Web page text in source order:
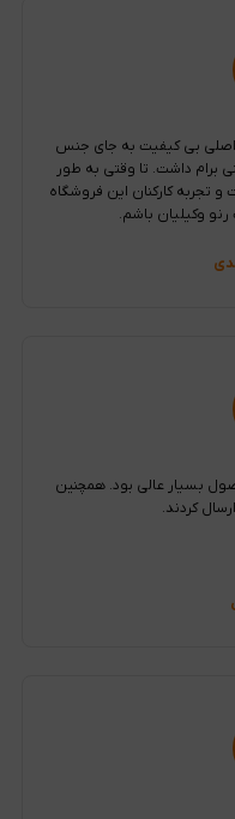
اصلی بی کیفیت به جای جنس
داشت. تا وقتی به طور
و تجربه کارکنان این فروشگاه
وکیلیان باشم.
بسیار عالی بود. همچنین
کردند.